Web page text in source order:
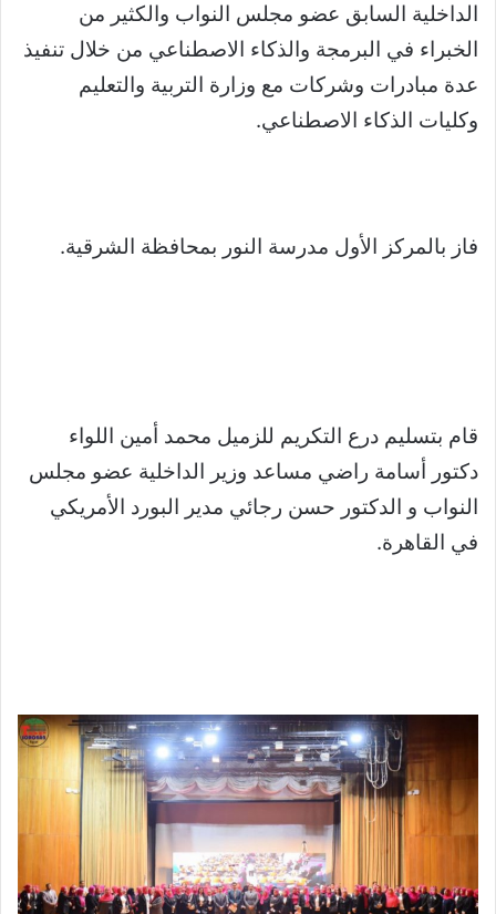
الداخلية السابق عضو مجلس النواب والكثير من
الخبراء في البرمجة والذكاء الاصطناعي من خلال تنفيذ
عدة مبادرات وشركات مع وزارة التربية والتعليم
وكليات الذكاء الاصطناعي.
فاز بالمركز الأول مدرسة النور بمحافظة الشرقية.
قام بتسليم درع التكريم للزميل محمد أمين اللواء
دكتور أسامة راضي مساعد وزير الداخلية عضو مجلس
النواب و الدكتور حسن رجائي مدير البورد الأمريكي
في القاهرة.